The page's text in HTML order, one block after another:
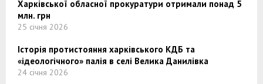
Харківської обласної прокуратури отримали понад 5
млн. грн
25 січня 2026
Історія протистояння харківського КДБ та
«ідеологічного» палія в селі Велика Данилівка
24 січня 2026